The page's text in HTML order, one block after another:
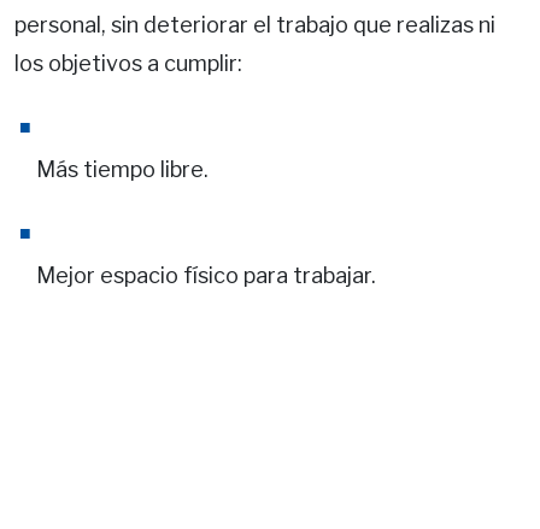
personal, sin deteriorar el trabajo que realizas ni
los objetivos a cumplir:
Más tiempo libre.
Mejor espacio físico para trabajar.